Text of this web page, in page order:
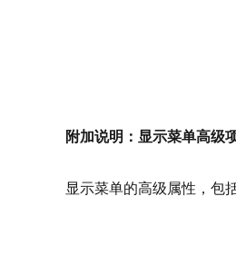
附加说明：显示菜单高级
显示菜单的高级属性，包